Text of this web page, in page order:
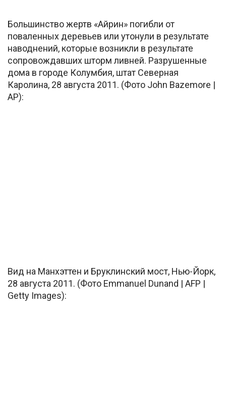
Большинство жертв «Айрин» погибли от
поваленных деревьев или утонули в результате
наводнений, которые возникли в результате
сопровождавших шторм ливней. Разрушенные
дома в городе Колумбия, штат Северная
Каролина, 28 августа 2011. (Фото John Bazemore |
AP):
Вид на Манхэттен и Бруклинский мост, Нью-Йорк,
28 августа 2011. (Фото Emmanuel Dunand | AFP |
Getty Images):